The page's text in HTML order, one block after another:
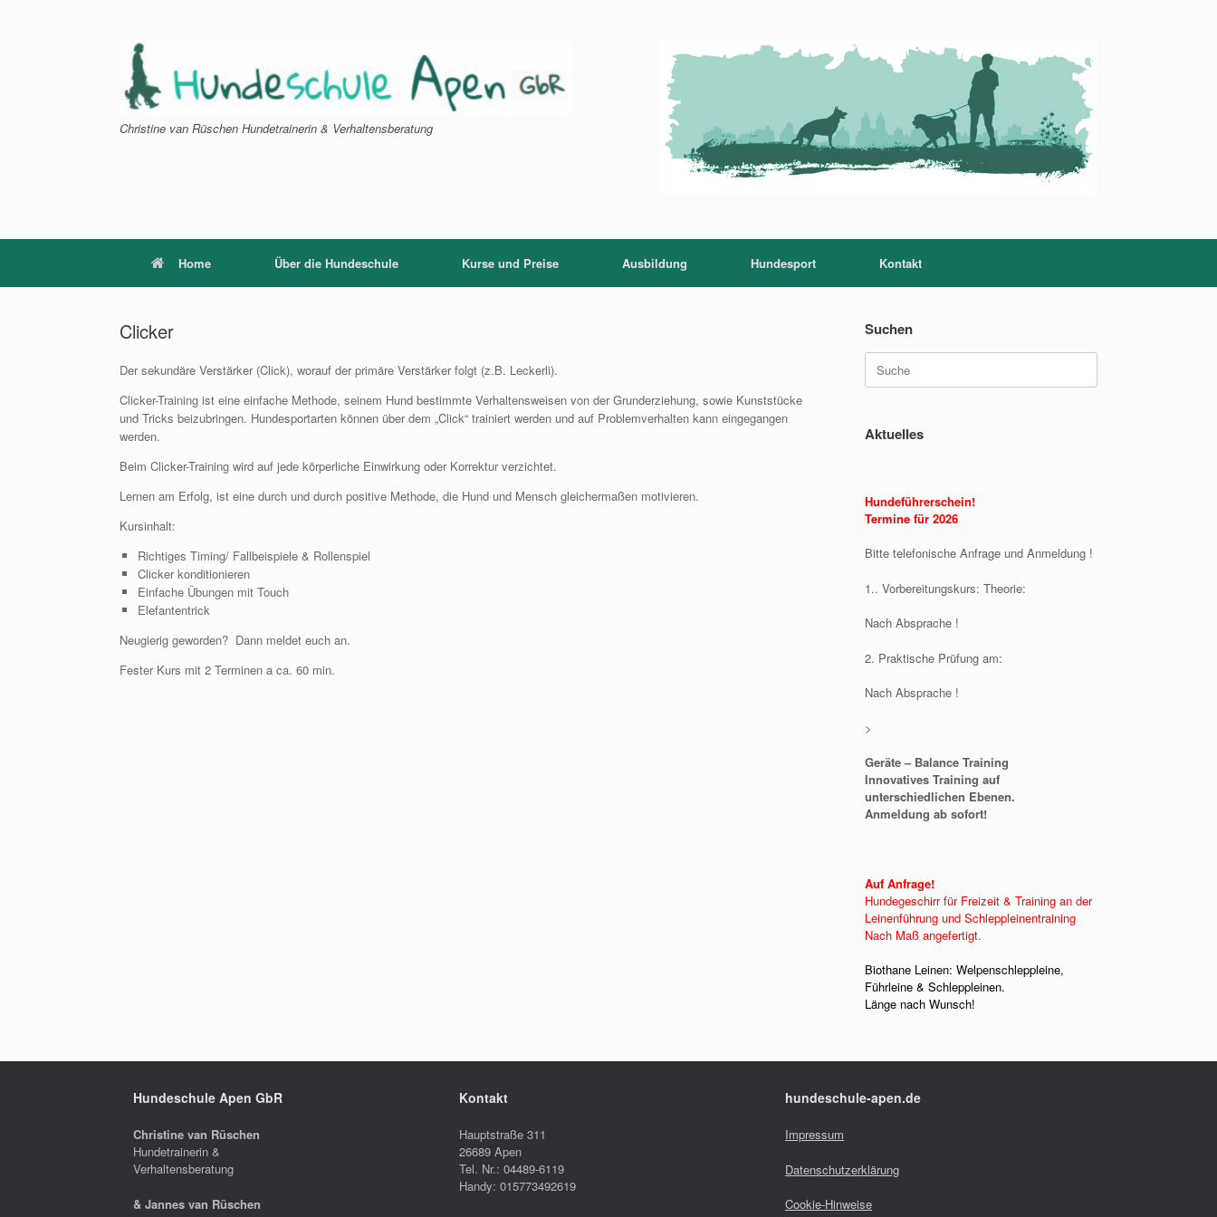
Christine van Rüschen Hundetrainerin & Verhaltensberatung
Home Über die Hundeschule Kurse und Preise Ausbildung Hundesport Kontakt
Clicker
Der sekundäre Verstärker (Click), worauf der primäre Verstärker folgt (z.B. Leckerli).
Clicker-Training ist eine einfache Methode, seinem Hund bestimmte Verhaltensweisen von der Grunderziehung, sowie Kunststücke
und Tricks beizubringen. Hundesportarten können über dem „Click“ trainiert werden und auf Problemverhalten kann eingegangen
werden.
Beim Clicker-Training wird auf jede körperliche Einwirkung oder Korrektur verzichtet.
Lernen am Erfolg, ist eine durch und durch positive Methode, die Hund und Mensch gleichermaßen motivieren.
Kursinhalt:
Richtiges Timing/ Fallbeispiele & Rollenspiel
Clicker konditionieren
Einfache Übungen mit Touch
Elefantentrick
Neugierig geworden? Dann meldet euch an.
Fester Kurs mit 2 Terminen a ca. 60 min.
Suchen
Suche
nach:
Aktuelles
Hundeführerschein!
Termine für 2026
Bitte telefonische Anfrage und Anmeldung !
1.. Vorbereitungskurs: Theorie:
Nach Absprache !
2. Praktische Prüfung am:
Nach Absprache !
>
Geräte – Balance Training
Innovatives Training auf
unterschiedlichen Ebenen.
Anmeldung ab sofort!
Auf Anfrage!
Hundegeschirr für Freizeit & Training an der
Leinenführung und Schleppleinentraining
Nach Maß angefertigt.
Biothane Leinen: Welpenschleppleine,
Führleine & Schleppleinen.
Länge nach Wunsch!
Hundeschule Apen GbR
Christine van Rüschen
Hundetrainerin &
Verhaltensberatung
& Jannes van Rüschen
Kontakt
Hauptstraße 311
26689 Apen
Tel. Nr.: 04489-6119
Handy: 015773492619
hundeschule-apen.de
Impressum
Datenschutzerklärung
Cookie-Hinweise